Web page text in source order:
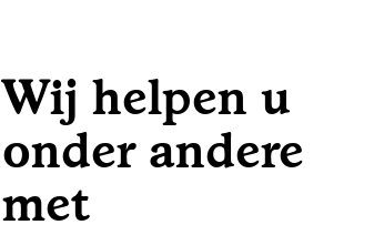
Wij helpen u
onder andere
met